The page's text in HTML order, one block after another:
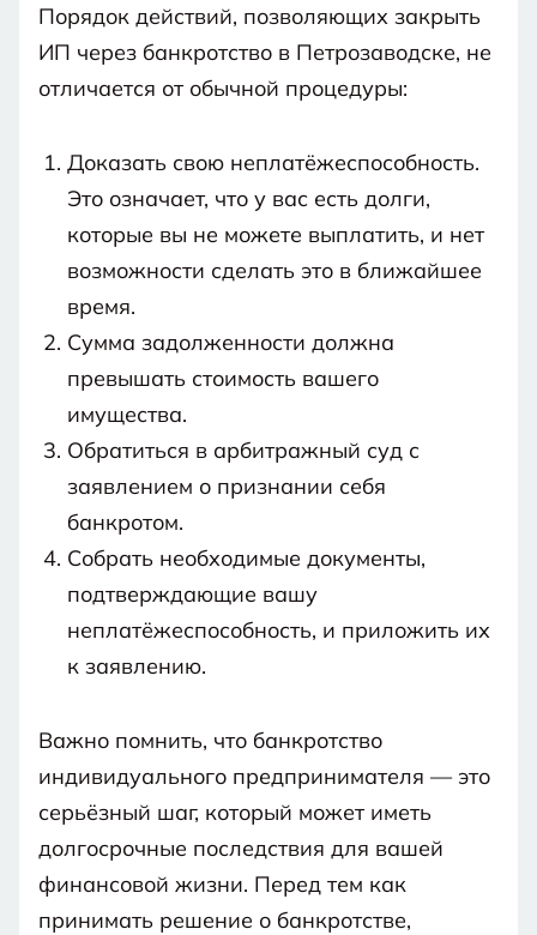
Порядок действий, позволяющих закрыть
ИП через банкротство в Петрозаводске, не
отличается от обычной процедуры:
Доказать свою неплатёжеспособность.
Это означает, что у вас есть долги,
которые вы не можете выплатить, и нет
возможности сделать это в ближайшее
время.
Сумма задолженности должна
превышать стоимость вашего
имущества.
Обратиться в арбитражный суд с
заявлением о признании себя
банкротом.
Собрать необходимые документы,
подтверждающие вашу
неплатёжеспособность, и приложить их
к заявлению.
Важно помнить, что банкротство
индивидуального предпринимателя — это
серьёзный шаг, который может иметь
долгосрочные последствия для вашей
финансовой жизни. Перед тем как
принимать решение о банкротстве,